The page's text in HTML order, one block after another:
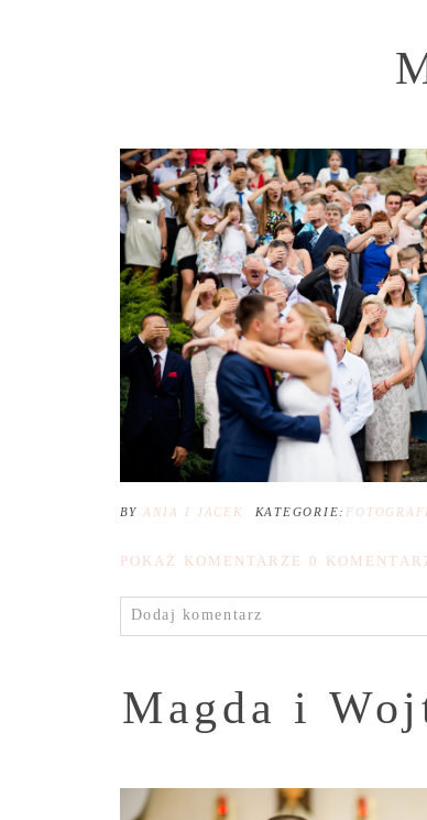
BY ANIA I JACEK KATEGORIE:
POKAŻ KOMENTARZE 0
Dodaj komentarz
Magda i